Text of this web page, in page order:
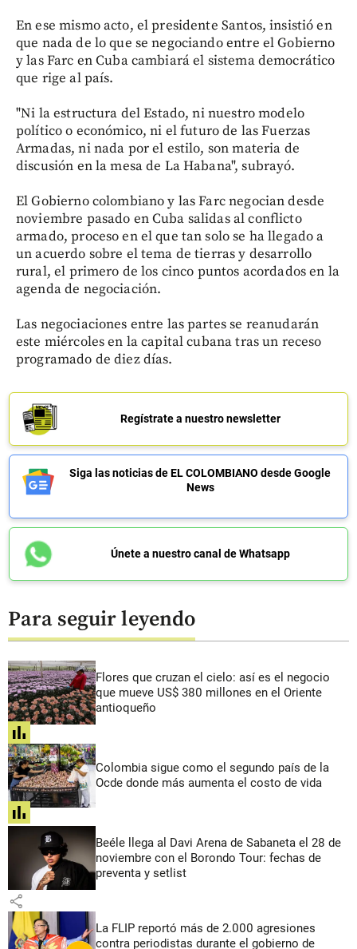
En ese mismo acto, el presidente Santos, insistió en
que nada de lo que se negociando entre el Gobierno
y las Farc en Cuba cambiará el sistema democrático
que rige al país.
"Ni la estructura del Estado, ni nuestro modelo
político o económico, ni el futuro de las Fuerzas
Armadas, ni nada por el estilo, son materia de
discusión en la mesa de La Habana", subrayó.
El Gobierno colombiano y las Farc negocian desde
noviembre pasado en Cuba salidas al conflicto
armado, proceso en el que tan solo se ha llegado a
un acuerdo sobre el tema de tierras y desarrollo
rural, el primero de los cinco puntos acordados en la
agenda de negociación.
Las negociaciones entre las partes se reanudarán
este miércoles en la capital cubana tras un receso
programado de diez días.
Regístrate a nuestro newsletter
Siga las noticias de EL COLOMBIANO desde Google
News
Únete a nuestro canal de Whatsapp
Para seguir leyendo
Flores que cruzan el cielo: así es el negocio
que mueve US$ 380 millones en el Oriente
antioqueño
share
Colombia sigue como el segundo país de la
Ocde donde más aumenta el costo de vida
share
Beéle llega al Davi Arena de Sabaneta el 28 de
noviembre con el Borondo Tour: fechas de
preventa y setlist
share
La FLIP reportó más de 2.000 agresiones
contra periodistas durante el gobierno de